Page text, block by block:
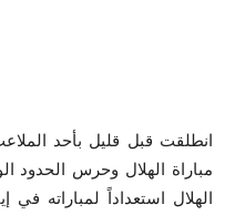
انطلقت قبل قليل بأحد
مباراة الهلال وحرس الحدود
الهلال استعداداً لمباراته